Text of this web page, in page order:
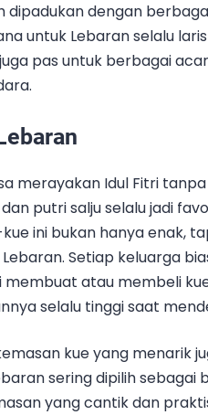
dipadukan dengan
untuk Lebaran selalu
pas untuk berbagai
merayakan Idul Fitri
putri salju selalu jadi
ini bukan hanya enak,
Setiap keluarga
membuat atau membeli
selalu tinggi saat
kue yang menarik
sering dipilih sebagai
yang cantik dan